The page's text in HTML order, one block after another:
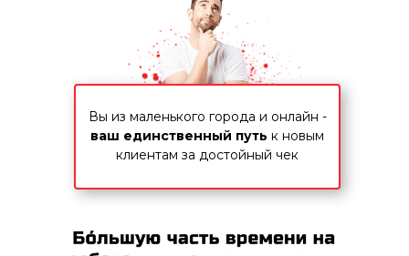
Вы из маленького города и онлайн -
ваш единственный путь к новым
клиентам за достойный чек